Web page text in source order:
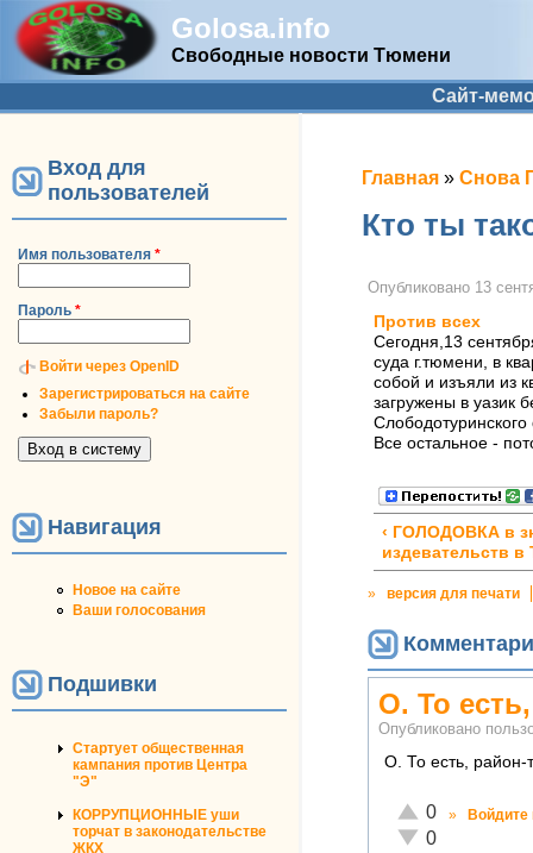
Golosa.info
Свободные новости Тюмени
Дополнительное меню Сайт-
Вход для
пользователей
Имя пользователя *
Пароль *
Войти через OpenID
Зарегистрироваться на сайте
Забыли пароль?
Навигация
Новое на сайте
Ваши голосования
Подшивки
Стартует общественная
кампания против Центра
"Э"
КОРРУПЦИОННЫЕ уши
торчат в законодательстве
ЖКХ
Вы здесь
Главная » Снова
Кто ты
Опубликовано 13
Против всех
Сегодня,13
суда г.тюмени, в
собой и изъяли из
загружены в уазик
Слободотуринского
Все остальное -
‹ ГОЛОДОВКА в
издевательств
» версия для печати
О. То
Опубликовано
О. То есть, район-
Отлично!
0
Неадекватно!
0
» Войдите